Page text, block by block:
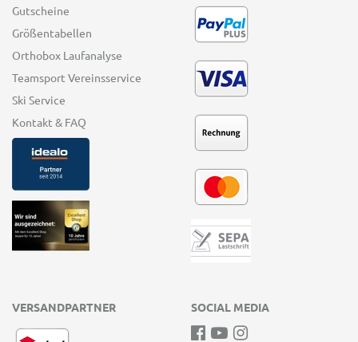
Gutscheine
Größentabellen
Orthobox Laufanalyse
Teamsport Vereinsservice
Ski Service
Kontakt & FAQ
VERSANDPARTNER SOCIAL MEDIA